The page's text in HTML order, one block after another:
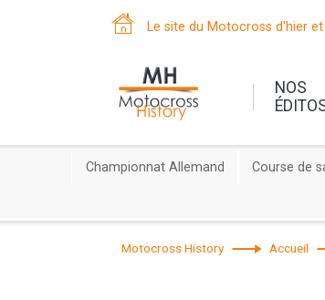
Le site du Motocross d'hier
NOS
Championnat Allemand Course de
Motocross History Accueil